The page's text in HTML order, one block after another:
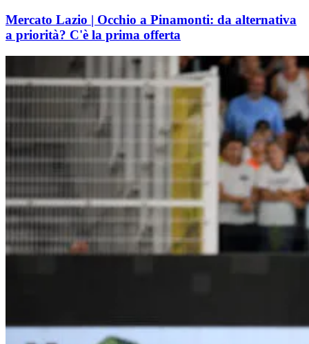
Mercato Lazio | Occhio a Pinamonti: da alternativa
a priorità? C'è la prima offerta